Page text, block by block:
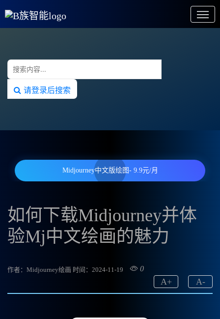
请登录后搜索
Midjourney中文版绘图- 9.9元/月
如何下载Midjourney并体
验Mj中文绘画的魅力
作者：Midjourney绘画 时间：2024-11-19 0
A-
A+